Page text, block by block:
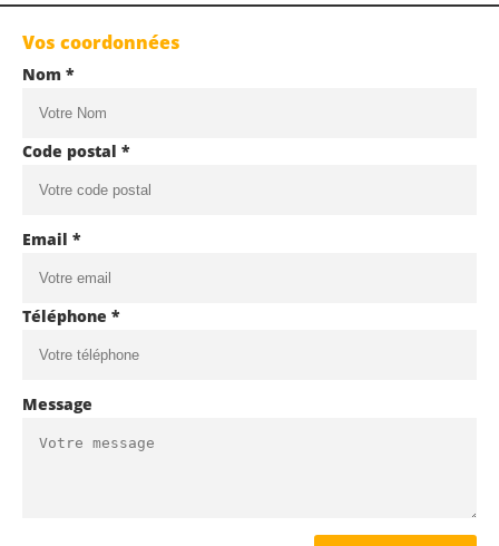
Vos coordonnées
Nom *
Code postal *
Email *
Téléphone *
Message